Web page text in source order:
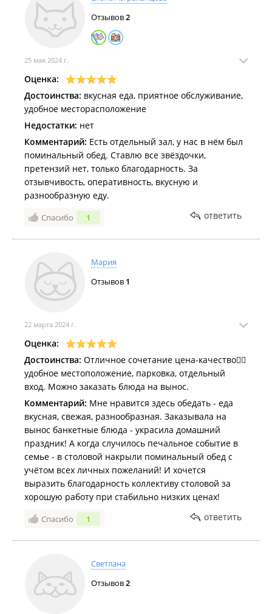
Отзывов2
25 мая 2024 г.
Оценка:
Достоинства: вкусная еда, приятное обслуживание,
удобное месторасположение
Недостатки: нет
Комментарий: Есть отдельный зал, у нас в нём был
поминальный обед. Ставлю все звёздочки,
претензий нет, только благодарность. За
отзывчивость, оперативность, вкусную и
разнообразную еду.
Спасибо 1 ответить
Мария
Отзывов 1
22 марта 2024 г.
Оценка:
Достоинства: Отличное сочетание цена-качество👍🏻
удобное местоположение, парковка, отдельный
вход. Можно заказать блюда на вынос.
Комментарий: Мне нравится здесь обедать - еда
вкусная, свежая, разнообразная. Заказывала на
вынос банкетные блюда - украсила домашний
праздник! А когда случилось печальное событие в
семье - в столовой накрыли поминальный обед с
учётом всех личных пожеланий! И хочется
выразить благодарность коллективу столовой за
хорошую работу при стабильно низких ценах!
Спасибо 1 ответить
Светлана
Отзывов2